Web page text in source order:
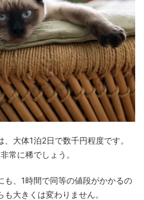
大体1泊2日で数千円程度です。
常に稀でしょう。
も、1時間で同等の値段がかかるの
大きくは変わりません。